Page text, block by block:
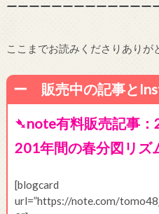
ーーーーーーーーーーーーー
ここまでお読みくださりあり
ー 販売中の記事と
➴note有料販売記事：
201年間の春分図リズ
[blogcard
url=”https://note.com/